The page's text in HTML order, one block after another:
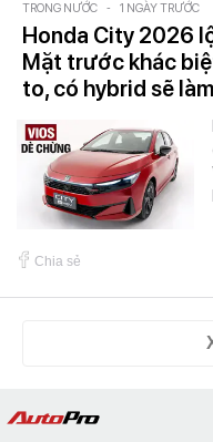
TRONG NƯỚC - 1 NGÀY TRƯỚC
Honda City 2026
Mặt trước khác
to, có hybrid sẽ
Chia sẻ